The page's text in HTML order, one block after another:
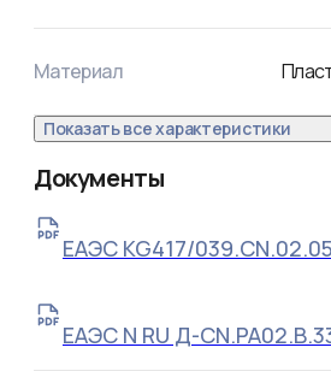
Материал
Показать все характеристики
Документы
ЕАЭС KG417/
ЕАЭС N RU Д-